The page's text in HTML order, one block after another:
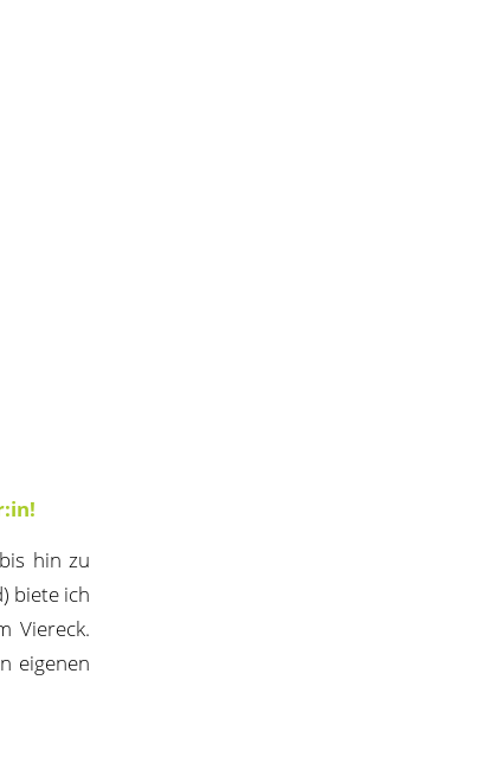
hin zu
biete ich
Viereck.
eigenen